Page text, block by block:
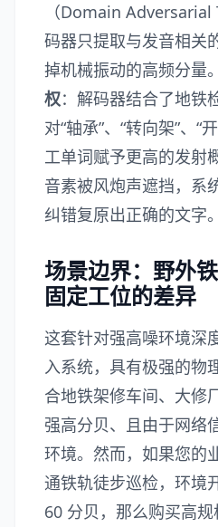
（Domain
码器只提取与发音相关
掉机械振动的高频分量
权：解码器结合了地铁
对“轴承”、“转向架”、“
工单词赋予更高的发射
音素被风炮声遮挡，系
纠错复原出正确的文字。
场景边界：野外
固定工位的差异
这套针对强高噪环境深
入系统，具有极强的物
合地铁架修车间、大修
强高分贝、且由于网络
环境。然而，如果您的
通铁轨徒步巡检，环境
60 分贝，那么购买高